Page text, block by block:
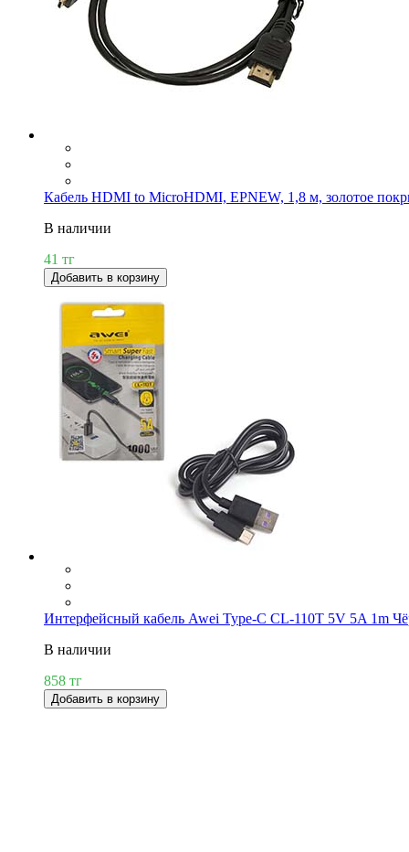
Кабель HDMI to MicroHDMI, EPNEW, 1,8 м, золотое
В наличии
41 тг
Добавить в корзину
Интерфейсный кабель Awei Type-C CL-110T 5V 5A 1m
В наличии
858 тг
Добавить в корзину